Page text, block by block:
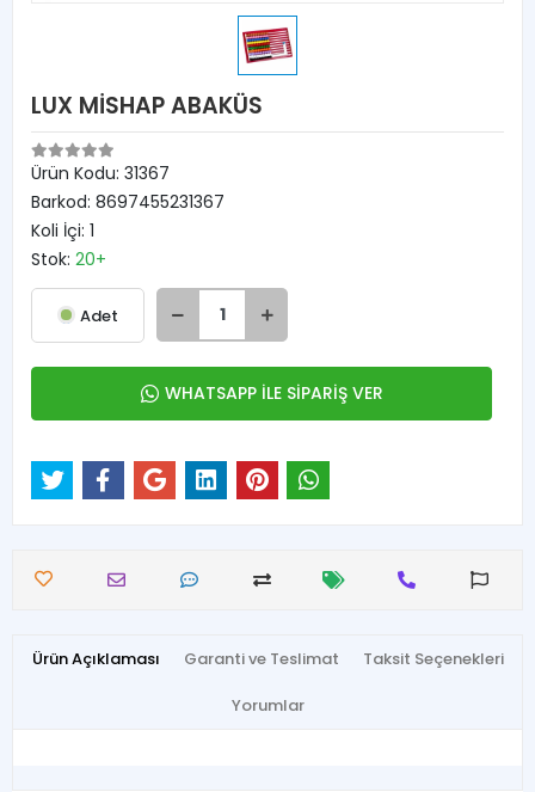
LUX MİSHAP ABAKÜS
Ürün Kodu: 31367
Barkod: 8697455231367
Koli İçi: 1
Stok: 20+
Adet
WHATSAPP İLE SİPARİŞ VER
Ürün Açıklaması Garanti ve Teslimat Taksit Seçenekleri
Yorumlar